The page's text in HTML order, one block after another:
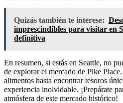
Quizás también te interese:
imprescindibles para visitar en
definitiva
En resumen, si estás en Seattle, no
de explorar el mercado de Pike
alimentos hasta encontrar tesoros
experiencia inolvidable. ¡Prepárate
atmósfera de este mercado histórico!